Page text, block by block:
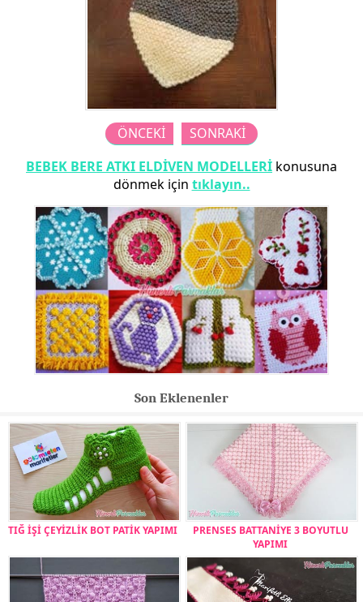
ÖNCEKİ
SONRAKİ
BEBEK BERE ATKI ELDİVEN MODELLERİ konusuna
dönmek için tıklayın..
Son Eklenenler
TIĞ İŞİ ÇEYİZLİK BOT PATİK YAPIMI
PRENSES BATTANİYE 3 BOYUTLU
YAPIMI